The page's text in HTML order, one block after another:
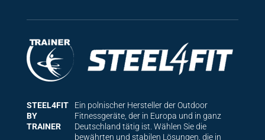
STEEL4FIT
BY
TRAINER
Ein polnischer Hersteller der Outdoor
Fitnessgeräte, der in Europa und in ganz
Deutschland tätig ist. Wählen Sie die
bewährten und stabilen Lösungen, die in